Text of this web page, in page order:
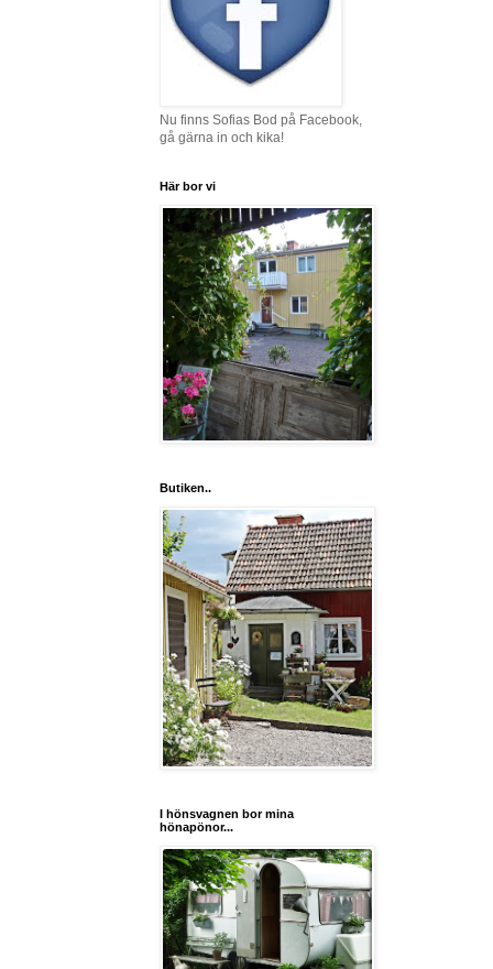
Nu finns Sofias Bod på Facebook,
gå gärna in och kika!
Här bor vi
Butiken..
I hönsvagnen bor mina
hönapönor...